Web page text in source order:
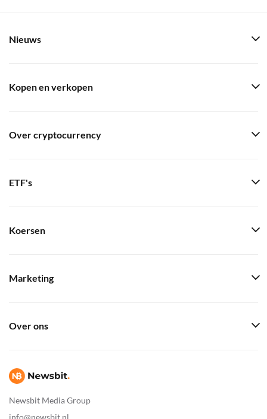
Newsbit Media Group
info@newsbit.nl
Nieuws
Kopen en verkopen
Over cryptocurrency
ETF's
Koersen
Marketing
Over ons